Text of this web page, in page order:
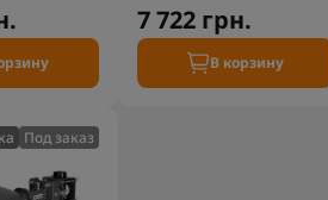
7 722 грн.
В корзину
Под заказ